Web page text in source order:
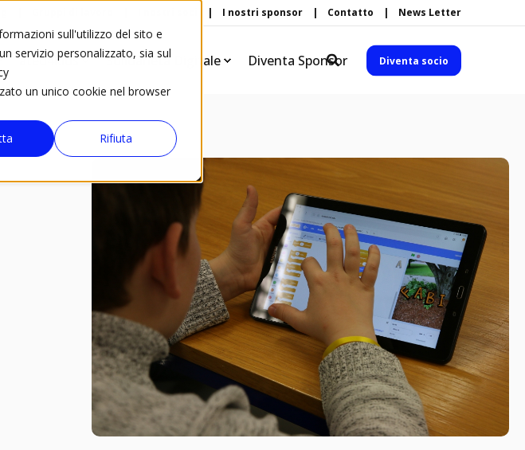
sull'utilizzo del sito e
servizio personalizzato, sia sul
un unico cookie nel browser
Rifiuta
I nostri sponsor Contatto News Letter
ated4kids Solidarietà Digitale Diventa Sponsor Diventa socio